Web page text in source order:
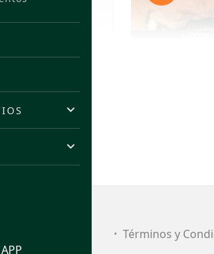
Términos y